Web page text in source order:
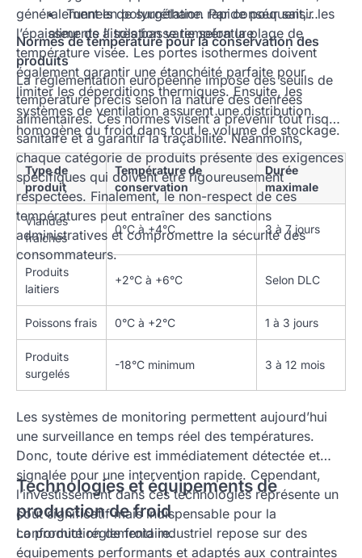
Tunnels de surgélation rapide pour saisir les
aliments à très basse température
généralement en polyuréthane. Par conséquent,
l’épaisseur de l’isolation varie selon la plage de
température visée. Les portes isothermes doivent
également garantir une étanchéité parfaite pour
limiter les déperditions thermiques. Ensuite, les
systèmes de ventilation assurent une distribution
homogène du froid dans tout le volume de stockage.
Normes de température pour la conservation des
produits
La réglementation européenne impose des seuils de
température précis selon la nature des denrées
alimentaires. Ces normes visent à prévenir tout risque
sanitaire et à garantir la traçabilité. Néanmoins,
chaque catégorie de produits présente des exigences
spécifiques qui doivent être rigoureusement
respectées. Finalement, le non-respect de ces
températures peut entraîner des sanctions
administratives et compromettre la sécurité des
consommateurs.
Type de
produit
Température de
conservation
Durée
maximale
Viandes
fraîches
0°C à +4°C 3 à 7 jours
Produits
laitiers
+2°C à +6°C Selon DLC
Poissons frais 0°C à +2°C 1 à 3 jours
Produits
surgelés
-18°C minimum 3 à 12 mois
Les systèmes de monitoring permettent aujourd’hui
une surveillance en temps réel des températures.
Donc, toute dérive est immédiatement détectée et
signalée pour une intervention rapide. Cependant,
l’investissement dans ces technologies représente un
coût significatif mais indispensable pour la
conformité réglementaire.
Technologies et équipements de
production de froid
La production de froid industriel repose sur des
équipements performants et adaptés aux contraintes